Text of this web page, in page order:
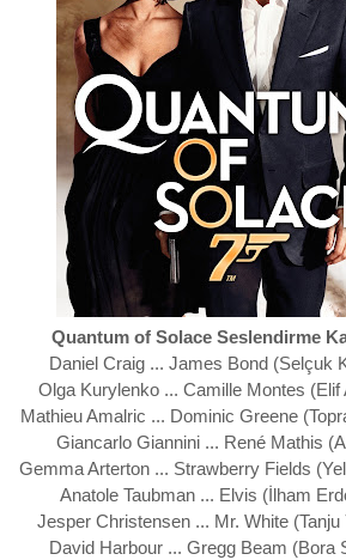
Quantum of Solace Seslendirme
Daniel Craig ... James Bond (Selçuk
Olga Kurylenko ... Camille Montes (Elif
Mathieu Amalric ... Dominic Greene
Giancarlo Giannini ... René Mathis
Gemma Arterton ... Strawberry Fields
Anatole Taubman ... Elvis (İlham
Jesper Christensen ... Mr. White (Tanju
David Harbour ... Gregg Beam (Bora